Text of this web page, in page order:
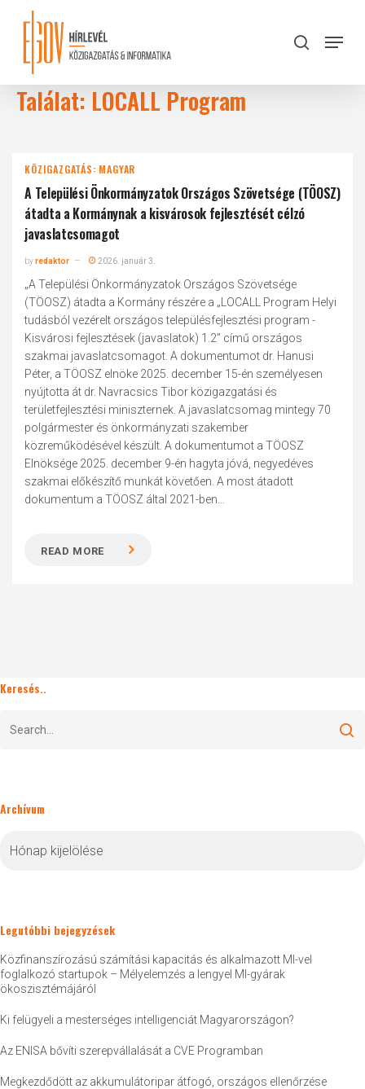
content
search
Menu
Találat: LOCALL Program
KÖZIGAZGATÁS: MAGYAR
A Települési Önkormányzatok Országos Szövetsége (TÖOSZ)
átadta a Kormánynak a kisvárosok fejlesztését célzó
javaslatcsomagot
byredaktor 2026. január 3.
„A Települési Önkormányzatok Országos Szövetsége
(TÖOSZ) átadta a Kormány részére a „LOCALL Program Helyi
tudásból vezérelt országos településfejlesztési program -
Kisvárosi fejlesztések (javaslatok) 1.2” című országos
szakmai javaslatcsomagot. A dokumentumot dr. Hanusi
Péter, a TÖOSZ elnöke 2025. december 15-én személyesen
nyújtotta át dr. Navracsics Tibor közigazgatási és
területfejlesztési miniszternek. A javaslatcsomag mintegy 70
polgármester és önkormányzati szakember
közreműködésével készült. A dokumentumot a TÖOSZ
Elnöksége 2025. december 9-én hagyta jóvá, negyedéves
szakmai előkészítő munkát követően. A most átadott
dokumentum a TÖOSZ által 2021-ben...
READ MORE
Keresés..
Archívum
Legutóbbi bejegyzések
Közfinanszírozású számítási kapacitás és alkalmazott MI-vel
foglalkozó startupok – Mélyelemzés a lengyel MI-gyárak
ökoszisztémájáról
Ki felügyeli a mesterséges intelligenciát Magyarországon?
Az ENISA bővíti szerepvállalását a CVE Programban
Megkezdődött az akkumulátoripar átfogó, országos ellenőrzése
Close